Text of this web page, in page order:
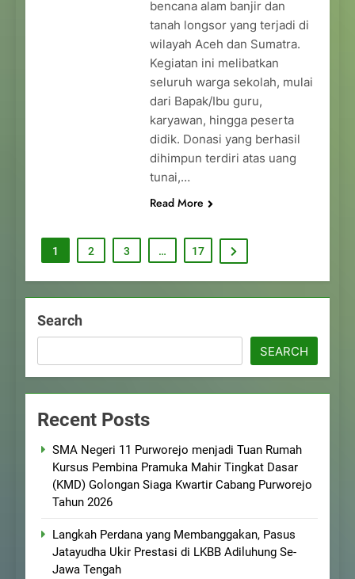
bencana alam banjir dan
tanah longsor yang terjadi di
wilayah Aceh dan Sumatra.
Kegiatan ini melibatkan
seluruh warga sekolah, mulai
dari Bapak/Ibu guru,
karyawan, hingga peserta
didik. Donasi yang berhasil
dihimpun terdiri atas uang
tunai,…
Read More
1 2 3 … 17
Search
SEARCH
Recent Posts
SMA Negeri 11 Purworejo menjadi Tuan Rumah
Kursus Pembina Pramuka Mahir Tingkat Dasar
(KMD) Golongan Siaga Kwartir Cabang Purworejo
Tahun 2026
Langkah Perdana yang Membanggakan, Pasus
Jatayudha Ukir Prestasi di LKBB Adiluhung Se-
Jawa Tengah